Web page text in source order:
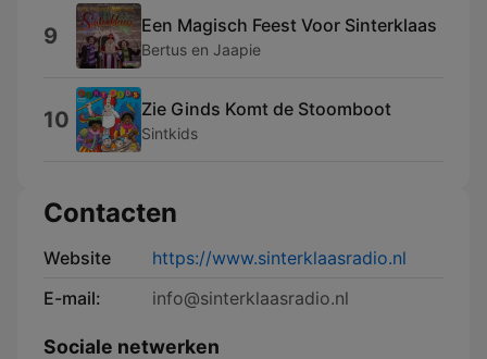
9 Een Magisch Feest Voor Sinterklaas
Bertus en Jaapie
10 Zie Ginds Komt de Stoomboot
Sintkids
Contacten
Website
https://www.sinterklaasradio.nl
E-mail:
info@sinterklaasradio.nl
Sociale netwerken